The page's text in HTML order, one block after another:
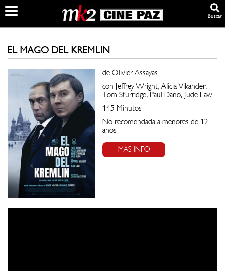
Buscar
EL MAGO DEL KREMLIN
de Olivier Assayas
con Jeffrey Wright, Alicia Vikander,
Tom Sturridge, Paul Dano, Jude Law
145 Minutos
No recomendada a menores de 12
años
MÁS INFO